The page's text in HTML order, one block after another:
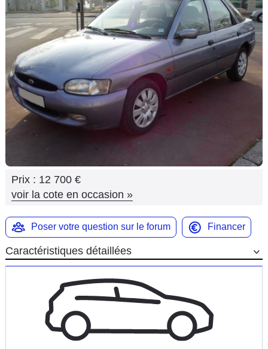
Electriques
Utilitaires
Flottes
Auto
Services
Moto
Marques
Prix : 12 700 €
voir la cote en occasion »
Poser votre question sur le forum Financer
Caractéristiques détaillées